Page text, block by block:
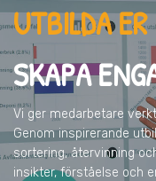
UTBILDA
SKAPA
Vi ger medarbetare
Genom inspirerande
sortering, återvinning
insikter, förståelse och